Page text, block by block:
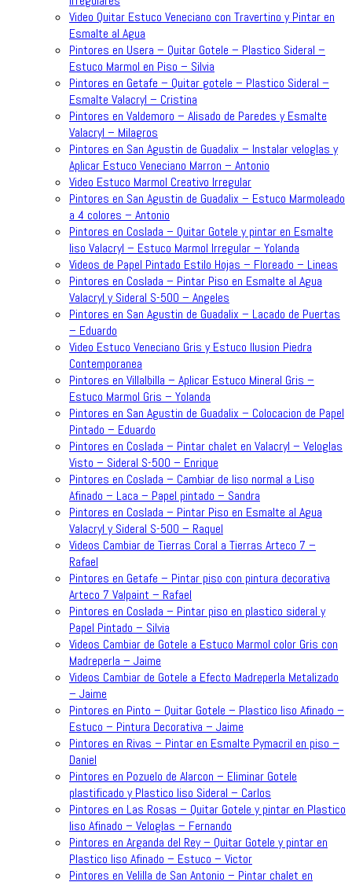
Video Quitar Estuco Veneciano con Travertino y Pintar en
Esmalte al Agua
Pintores en Usera – Quitar Gotele – Plastico Sideral –
Estuco Marmol en Piso – Silvia
Pintores en Getafe – Quitar gotele – Plastico Sideral –
Esmalte Valacryl – Cristina
Pintores en Valdemoro – Alisado de Paredes y Esmalte
Valacryl – Milagros
Pintores en San Agustin de Guadalix – Instalar veloglas y
Aplicar Estuco Veneciano Marron – Antonio
Video Estuco Marmol Creativo Irregular
Pintores en San Agustin de Guadalix – Estuco Marmoleado
a 4 colores – Antonio
Pintores en Coslada – Quitar Gotele y pintar en Esmalte
liso Valacryl – Estuco Marmol Irregular – Yolanda
Videos de Papel Pintado Estilo Hojas – Floreado – Lineas
Pintores en Coslada – Pintar Piso en Esmalte al Agua
Valacryl y Sideral S-500 – Angeles
Pintores en San Agustin de Guadalix – Lacado de Puertas
– Eduardo
Video Estuco Veneciano Gris y Estuco Ilusion Piedra
Contemporanea
Pintores en Villalbilla – Aplicar Estuco Mineral Gris –
Estuco Marmol Gris – Yolanda
Pintores en San Agustin de Guadalix – Colocacion de Papel
Pintado – Eduardo
Pintores en Coslada – Pintar chalet en Valacryl – Veloglas
Visto – Sideral S-500 – Enrique
Pintores en Coslada – Cambiar de liso normal a Liso
Afinado – Laca – Papel pintado – Sandra
Pintores en Coslada – Pintar Piso en Esmalte al Agua
Valacryl y Sideral S-500 – Raquel
Videos Cambiar de Tierras Coral a Tierras Arteco 7 –
Rafael
Pintores en Getafe – Pintar piso con pintura decorativa
Arteco 7 Valpaint – Rafael
Pintores en Coslada – Pintar piso en plastico sideral y
Papel Pintado – Silvia
Videos Cambiar de Gotele a Estuco Marmol color Gris con
Madreperla – Jaime
Videos Cambiar de Gotele a Efecto Madreperla Metalizado
– Jaime
Pintores en Pinto – Quitar Gotele – Plastico liso Afinado –
Estuco – Pintura Decorativa – Jaime
Pintores en Rivas – Pintar en Esmalte Pymacril en piso –
Daniel
Pintores en Pozuelo de Alarcon – Eliminar Gotele
plastificado y Plastico liso Sideral – Carlos
Pintores en Las Rosas – Quitar Gotele y pintar en Plastico
liso Afinado – Veloglas – Fernando
Pintores en Arganda del Rey – Quitar Gotele y pintar en
Plastico liso Afinado – Estuco – Victor
Pintores en Velilla de San Antonio – Pintar chalet en